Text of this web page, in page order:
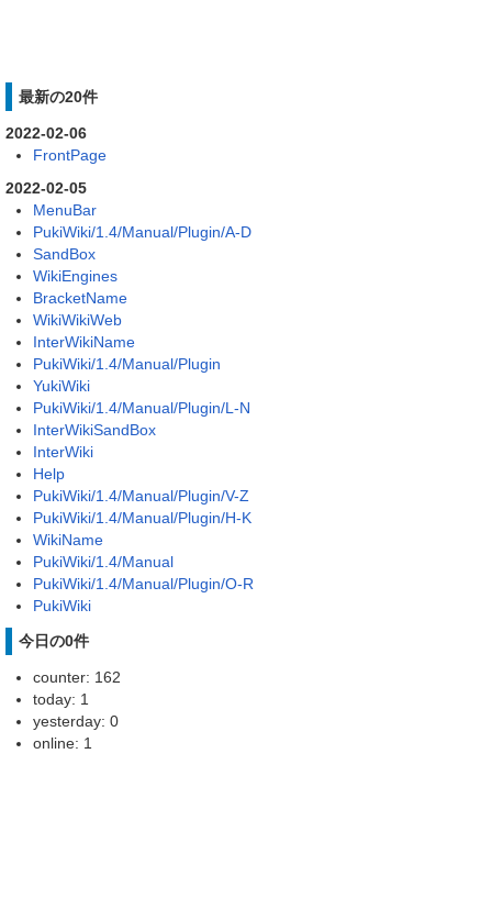
最新の20件
2022-02-06
FrontPage
2022-02-05
MenuBar
PukiWiki/1.4/Manual/Plugin/A-D
SandBox
WikiEngines
BracketName
WikiWikiWeb
InterWikiName
PukiWiki/1.4/Manual/Plugin
YukiWiki
PukiWiki/1.4/Manual/Plugin/L-N
InterWikiSandBox
InterWiki
Help
PukiWiki/1.4/Manual/Plugin/V-Z
PukiWiki/1.4/Manual/Plugin/H-K
WikiName
PukiWiki/1.4/Manual
PukiWiki/1.4/Manual/Plugin/O-R
PukiWiki
今日の0件
counter: 162
today: 1
yesterday: 0
online: 1